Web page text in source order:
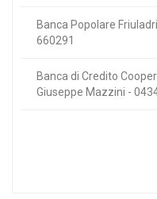
Banca Popolare
660291
Banca di Credito
Giuseppe Mazzini -